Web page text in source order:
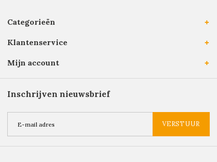
Categorieën
Klantenservice
Mijn account
Inschrijven nieuwsbrief
VERSTUUR